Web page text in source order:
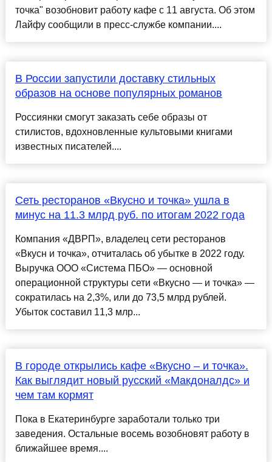
точка" возобновит работу кафе с 11 августа. Об этом
Лайфу сообщили в пресс-службе компании....
В России запустили доставку стильных
образов на основе популярных романов
Россиянки смогут заказать себе образы от
стилистов, вдохновленные культовыми книгами
известных писателей....
Сеть ресторанов «Вкусно и точка» ушла в
минус на 11.3 млрд руб. по итогам 2022 года
Компания «ДВРП», владелец сети ресторанов
«Вкусн и точка», отчиталась об убытке в 2022 году.
Выручка OOO «Система ПБО» — основной
операционной структуры сети «Вкусно — и точка» —
сократилась на 2,3%, или до 73,5 млрд рублей.
Убыток составил 11,3 млр...
В городе открылись кафе «Вкусно – и точка».
Как выглядит новый русский «Макдоналдс» и
чем там кормят
Пока в Екатеринбурге заработали только три
заведения. Остальные восемь возобновят работу в
ближайшее время....